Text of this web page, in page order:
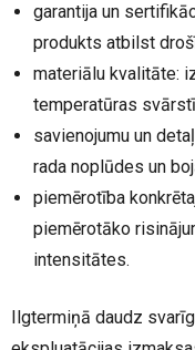
garantija un
produkts atbilst
materiālu kvalitāte:
temperatūras
savienojumu un
rada noplūdes un
piemērotība
piemērotāko
intensitātes.
Ilgtermiņā daudz